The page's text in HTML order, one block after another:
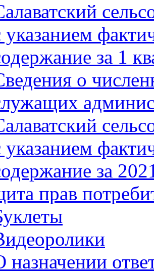
указанием
за 1
о
указанием
за
прав
назначении